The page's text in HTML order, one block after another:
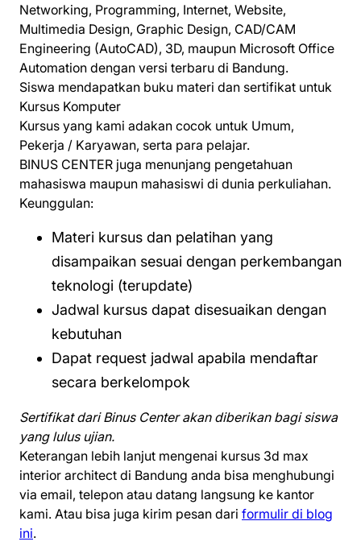
Networking, Programming, Internet, Website,
Multimedia Design, Graphic Design, CAD/CAM
Engineering (AutoCAD), 3D, maupun Microsoft Office
Automation dengan versi terbaru di Bandung.
Siswa mendapatkan buku materi dan sertifikat untuk
Kursus Komputer
Kursus yang kami adakan cocok untuk Umum,
Pekerja / Karyawan, serta para pelajar.
BINUS CENTER juga menunjang pengetahuan
mahasiswa maupun mahasiswi di dunia perkuliahan.
Keunggulan:
Materi kursus dan pelatihan yang
disampaikan sesuai dengan perkembangan
teknologi (terupdate)
Jadwal kursus dapat disesuaikan dengan
kebutuhan
Dapat request jadwal apabila mendaftar
secara berkelompok
Sertifikat dari Binus Center akan diberikan bagi siswa
yang lulus ujian.
Keterangan lebih lanjut mengenai kursus 3d max
interior architect di Bandung anda bisa menghubungi
via email, telepon atau datang langsung ke kantor
kami. Atau bisa juga kirim pesan dari formulir di blog
ini.